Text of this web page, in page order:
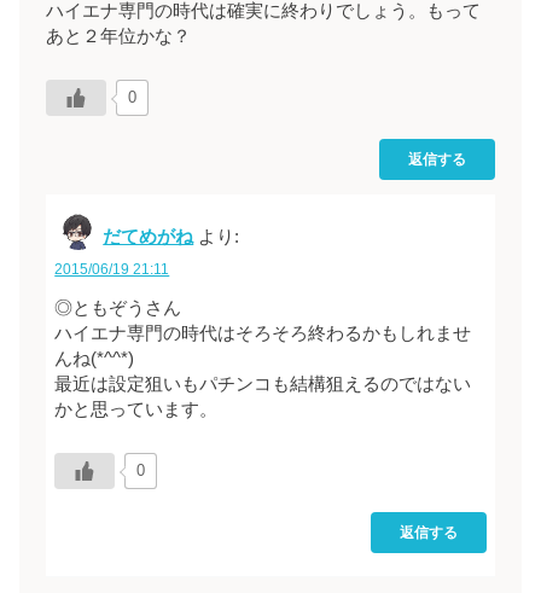
ハイエナ専門の時代は確実に終わりでしょう。もって
あと２年位かな？
0
返信する
だてめがね より:
2015/06/19 21:11
◎ともぞうさん
ハイエナ専門の時代はそろそろ終わるかもしれませ
んね(*^^*)
最近は設定狙いもパチンコも結構狙えるのではない
かと思っています。
0
返信する